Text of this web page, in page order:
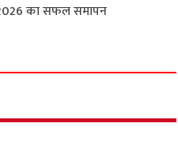
का सफल समापन